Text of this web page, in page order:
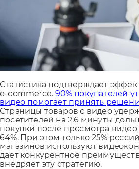
Статистика подтверждает
e-commerce.90% покупателей
видео помогает принять
Страницы товаров с видео
посетителей на 2.6 минуты
покупки после просмотра видео
64%. При этом только 25%
магазинов используют
дает конкурентное
внедряет эту стратегию.